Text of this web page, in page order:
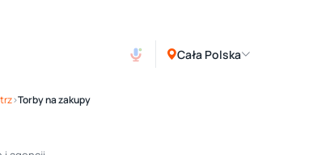
Cała Polska
›Torby na zakupy